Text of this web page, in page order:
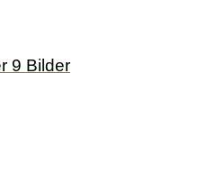
9 Bilder